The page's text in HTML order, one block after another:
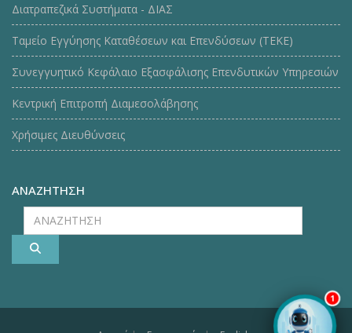
1
Διατραπεζικά Συστήματα - ΔΙΑΣ
Ταμείο Εγγύησης Καταθέσεων και Επενδύσεων (ΤΕΚE)
Συνεγγυητικό Κεφάλαιο Εξασφάλισης Επενδυτικών Υπηρεσιών
Κεντρική Επιτροπή Διαμεσολάβησης
Χρήσιμες Διευθύνσεις
ΑΝΑΖΗΤΗΣΗ
ΑΝΑΖΗΤΗΣΗ